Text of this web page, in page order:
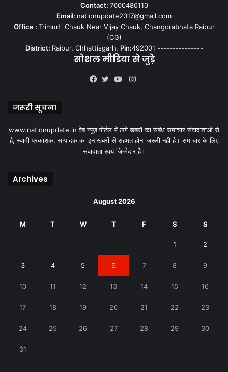
Contact: 7000486110
Email: nationupdate2017@gmail.com
Office : Trimurti Chauk Near Vijay Chauk, Changorabhata Raipur
(CG)
District: Raipur, Chhattisgarh, Pin:492001 ---------------
सोशल मीडिया से जुड़े
Instagram
जरूरी सूचना
www.nationupdate.in वेब न्यूज़ पोर्टल में लगे खबरों का संबंध समाचार संवादाताओं से
है, स्वामी प्रकाशक, सम्पादक का इन खबरों से सहमत होना जरूरी नही है। समाचार के लिए
संवादाता स्वयं जिम्मेदार है।
Archives
August 2026
M T W T F S S
1 2
3 4 5 6 7 8 9
10 11 12 13 14 15 16
17 18 19 20 21 22 23
24 25 26 27 28 29 30
31